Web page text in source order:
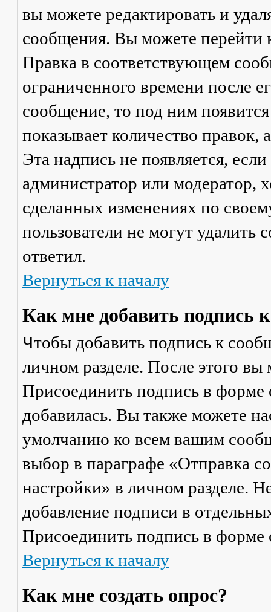
вы можете редактировать и
сообщения. Вы можете перейти
Правка в соответствующем
ограниченного времени после
сообщение, то под ним
показывает количество правок,
Эта надпись не появляется,
администратор или модератор,
сделанных изменениях по
пользователи не могут удалить
ответил.
Вернуться к началу
Как мне добавить подпись
Чтобы добавить подпись к
личном разделе. После этого
Присоединить подпись в форме
добавилась. Вы также можете
умолчанию ко всем вашим
выбор в параграфе «Отправка
настройки» в личном разделе.
добавление подписи в
Присоединить подпись в форме
Вернуться к началу
Как мне создать опрос?